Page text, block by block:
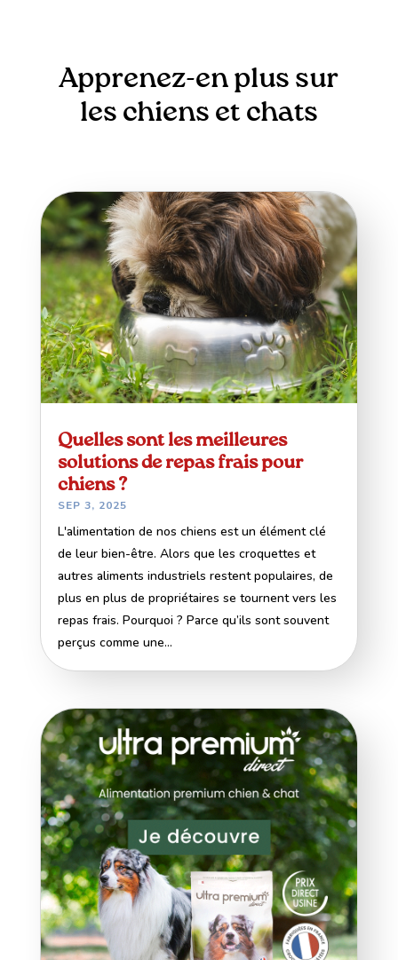
Apprenez-en plus sur
les chiens et chats
Quelles sont les meilleures
solutions de repas frais pour
chiens ?
SEP 3, 2025
L'alimentation de nos chiens est un élément clé
de leur bien-être. Alors que les croquettes et
autres aliments industriels restent populaires, de
plus en plus de propriétaires se tournent vers les
repas frais. Pourquoi ? Parce qu’ils sont souvent
perçus comme une...